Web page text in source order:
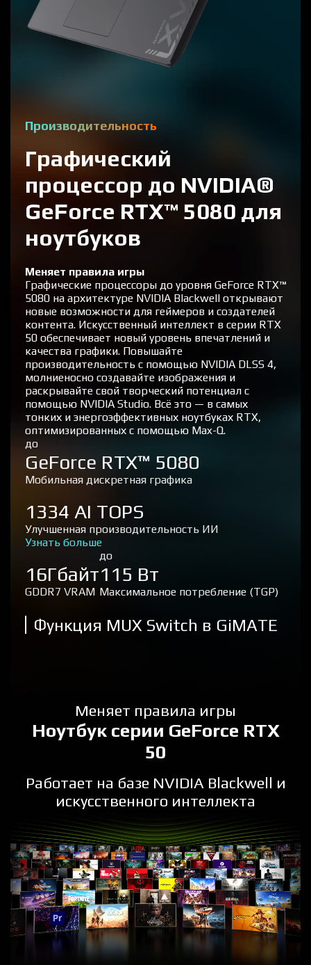
Производительность
Графический
процессор до NVIDIA®
GeForce RTX™ 5080 для
ноутбуков
Меняет правила игры
Графические процессоры до уровня GeForce RTX™
5080 на архитектуре NVIDIA Blackwell открывают
новые возможности для геймеров и создателей
контента. Искусственный интеллект в серии RTX
50 обеспечивает новый уровень впечатлений и
качества графики. Повышайте
производительность с помощью NVIDIA DLSS 4,
молниеносно создавайте изображения и
раскрывайте свой творческий потенциал с
помощью NVIDIA Studio. Всё это — в самых
тонких и энергоэффективных ноутбуках RTX,
оптимизированных с помощью Max-Q.
до
GeForce RTX™ 5080
Мобильная дискретная графика
1334 AI TOPS
Улучшенная производительность ИИ
Узнать больше
16Гбайт
GDDR7 VRAM
до
115 Вт
Максимальное потребление (TGP)
Функция MUX Switch в GiMATE
Меняет правила игры
Ноутбук серии GeForce RTX
50
Работает на базе NVIDIA Blackwell и
искусственного интеллекта